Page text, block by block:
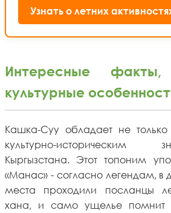
Узнать о летних
Интересные
культурные
Кашка-Суу обладает не
культурно-
Кыргызстана. Этот топоним
«Манас» - согласно легендам, в
места проходили посланцы
хана, и само ущелье помнит